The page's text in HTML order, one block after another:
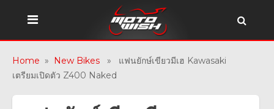
Home » New Bikes » แฟนยักษ์เขียวมีเฮ Kawasaki
เตรียมเปิดตัว Z400 Naked